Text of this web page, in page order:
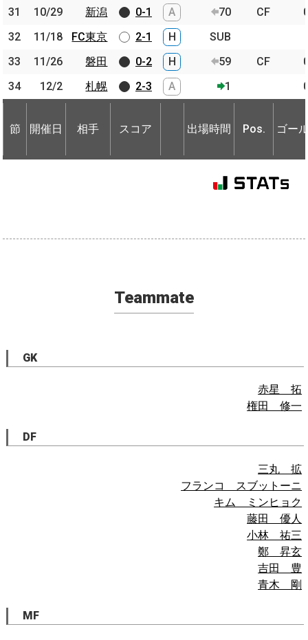
31 10/29 新潟 0-1 A 70 CF
32
11/18 FC東京 2-1 H
SUB
33
11/26 磐田 0-2 H 59 CF
34
12/2 札幌 2-3 A 1
節 開催日 相手 スコア 出場時間 Pos. ゴー
31 10/29
新潟
32
11/18
FC東京
33
11/26
磐田
34
12/2 札幌
節 開催日 相手
Teammate
GK
赤星 拓
権田 修一
DF
三丸 拡
フランコ スブットーニ
キム ミンヒョク
藤田 優人
小林 祐三
鄭 昇玄
吉田 豊
青木 剛
MF